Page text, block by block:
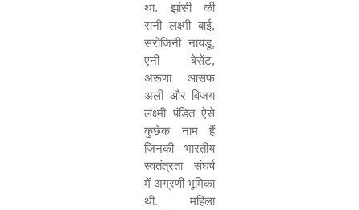
था. झांसी की
रानी लक्ष्मी बाई,
सरोजिनी नायडू,
एनी बेसेंट,
अरूणा आसफ
अली और विजय
लक्ष्मी पंडित ऐसे
कुछेक नाम हैं
जिनकी भारतीय
स्वतंत्रता संघर्ष
में अग्रणी भूमिका
थी. महिला